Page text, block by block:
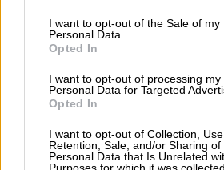
I want to opt-out of the Sale of my
Personal Data.
Opted In
I want to opt-out of processing my
Personal Data for Targeted
Opted In
I want to opt-out of Collection, Use,
Retention, Sale, and/or Sharing of
Personal Data that Is Unrelated